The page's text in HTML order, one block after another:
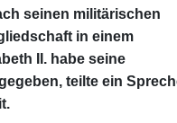
seinen militärischen
in einem
II. habe seine
teilte ein